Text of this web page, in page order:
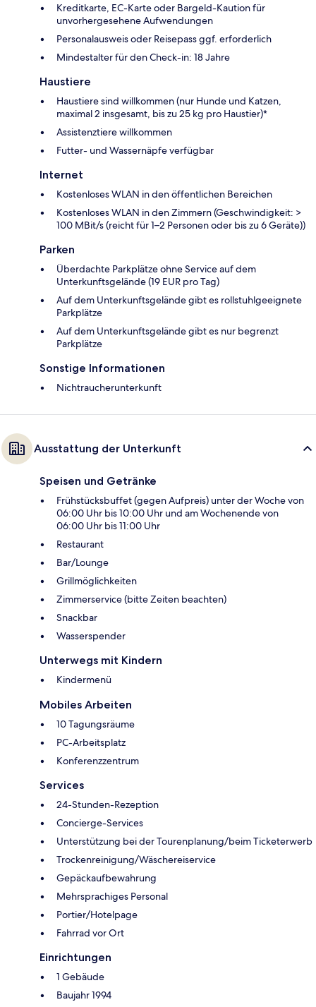
Kreditkarte, EC-Karte oder Bargeld-Kaution für
unvorhergesehene Aufwendungen
Personalausweis oder Reisepass ggf. erforderlich
Mindestalter für den Check-in: 18 Jahre
Haustiere
Haustiere sind willkommen (nur Hunde und Katzen,
maximal 2 insgesamt, bis zu 25 kg pro Haustier)*
Assistenztiere willkommen
Futter- und Wassernäpfe verfügbar
Internet
Kostenloses WLAN in den öffentlichen Bereichen
Kostenloses WLAN in den Zimmern (Geschwindigkeit: >
100 MBit/s (reicht für 1–2 Personen oder bis zu 6 Geräte))
Parken
Überdachte Parkplätze ohne Service auf dem
Unterkunftsgelände (19 EUR pro Tag)
Auf dem Unterkunftsgelände gibt es rollstuhlgeeignete
Parkplätze
Auf dem Unterkunftsgelände gibt es nur begrenzt
Parkplätze
Sonstige Informationen
Nichtraucherunterkunft
Ausstattung der Unterkunft
Speisen und Getränke
Frühstücksbuffet (gegen Aufpreis) unter der Woche von
06:00 Uhr bis 10:00 Uhr und am Wochenende von
06:00 Uhr bis 11:00 Uhr
Restaurant
Bar/Lounge
Grillmöglichkeiten
Zimmerservice (bitte Zeiten beachten)
Snackbar
Wasserspender
Unterwegs mit Kindern
Kindermenü
Mobiles Arbeiten
10 Tagungsräume
PC-Arbeitsplatz
Konferenzzentrum
Services
24-Stunden-Rezeption
Concierge-Services
Unterstützung bei der Tourenplanung/beim Ticketerwerb
Trockenreinigung/Wäschereiservice
Gepäckaufbewahrung
Mehrsprachiges Personal
Portier/Hotelpage
Fahrrad vor Ort
Einrichtungen
1 Gebäude
Baujahr 1994